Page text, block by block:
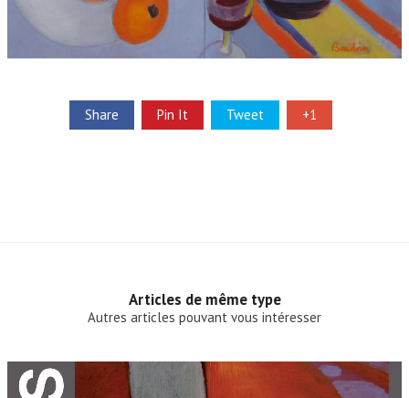
Share Pin It Tweet +1
Articles de même type
Autres articles pouvant vous intéresser